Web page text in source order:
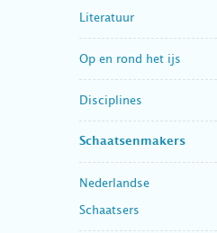
Literatuur
Op en rond het ijs
Disciplines
Schaatsenmakers
Nederlandse
Schaatsers